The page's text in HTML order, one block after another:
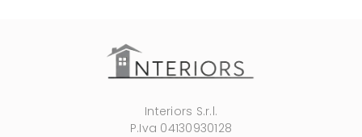
Interiors S.r.l.
P.Iva 04130930128